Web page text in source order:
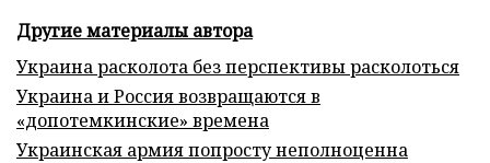
Другие материалы автора
Украина расколота без перспективы расколоться
Украина и Россия возвращаются в
«допотемкинские» времена
Украинская армия попросту неполноценна